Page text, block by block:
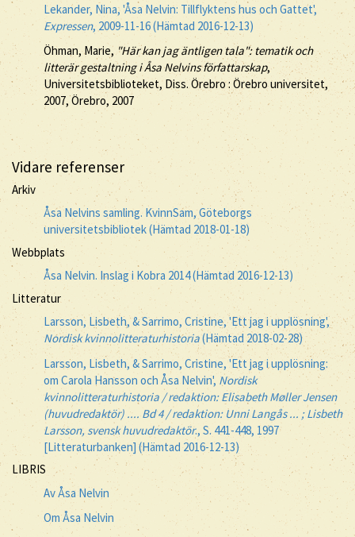
Lekander, Nina, 'Åsa Nelvin: Tillflyktens hus och Gattet',
Expressen, 2009-11-16 (Hämtad 2016-12-13)
Öhman, Marie,"Här kan jag äntligen tala": tematik och
litterär gestaltning i Åsa Nelvins författarskap,
Universitetsbiblioteket, Diss. Örebro : Örebro universitet,
2007, Örebro, 2007
Vidare referenser
Arkiv
Åsa Nelvins samling. KvinnSam, Göteborgs
universitetsbibliotek (Hämtad 2018-01-18)
Webbplats
Åsa Nelvin. Inslag i Kobra 2014 (Hämtad 2016-12-13)
Litteratur
Larsson, Lisbeth, & Sarrimo, Cristine, 'Ett jag i upplösning',
Nordisk kvinnolitteraturhistoria(Hämtad 2018-02-28)
Larsson, Lisbeth, & Sarrimo, Cristine, 'Ett jag i upplösning:
om Carola Hansson och Åsa Nelvin', Nordisk
kvinnolitteraturhistoria / redaktion: Elisabeth Møller Jensen
(huvudredaktör) .... Bd 4 / redaktion: Unni Langås ... ; Lisbeth
Larsson, svensk huvudredaktör., S. 441-448, 1997
[Litteraturbanken] (Hämtad 2016-12-13)
LIBRIS
Av Åsa Nelvin
Om Åsa Nelvin